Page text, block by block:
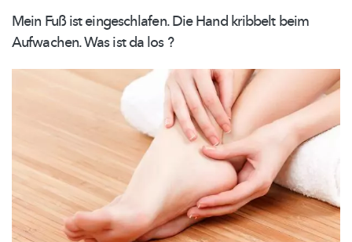
Mein Fuß isteingeschlafen.Die Hand kribbelt beim
Aufwachen. Was ist da los ?